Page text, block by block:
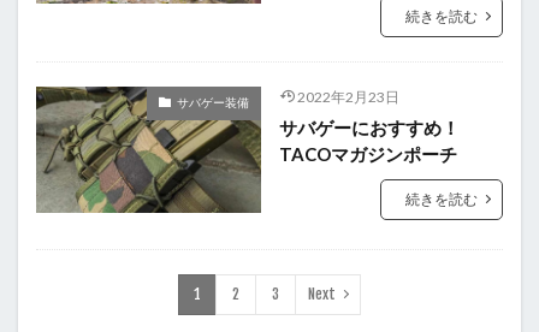
続きを読む
サバゲー装備 2022年2月23日
サバゲーにおすすめ！
TACOマガジンポーチ
続きを読む
1 2 3 Next